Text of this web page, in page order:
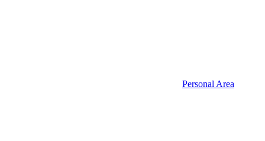
Personal Area